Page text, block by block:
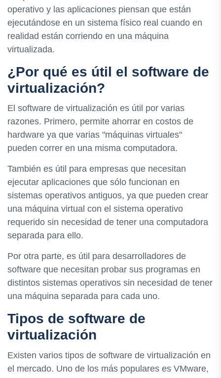
operativo y las aplicaciones piensan que están
ejecutándose en un sistema físico real cuando en
realidad están corriendo en una máquina
virtualizada.
¿Por qué es útil el software de
virtualización?
El software de virtualización es útil por varias
razones. Primero, permite ahorrar en costos de
hardware ya que varias "máquinas virtuales"
pueden correr en una misma computadora.
También es útil para empresas que necesitan
ejecutar aplicaciones que sólo funcionan en
sistemas operativos antiguos, ya que pueden crear
una máquina virtual con el sistema operativo
requerido sin necesidad de tener una computadora
separada para ello.
Por otra parte, es útil para desarrolladores de
software que necesitan probar sus programas en
distintos sistemas operativos sin necesidad de tener
una máquina separada para cada uno.
Tipos de software de
virtualización
Existen varios tipos de software de virtualización en
el mercado. Uno de los más populares es VMware,